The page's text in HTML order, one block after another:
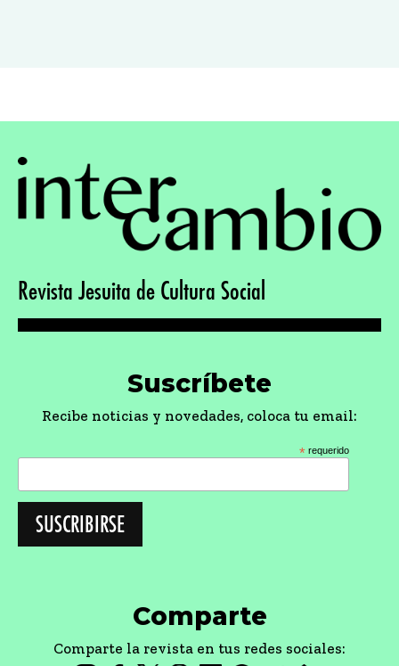
Revista Jesuita de Cultura Social
Suscríbete
Recibe noticias y novedades, coloca tu email:
* requerido
Comparte
Comparte la revista en tus redes sociales: